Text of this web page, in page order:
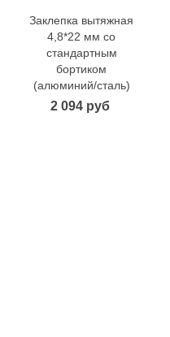
В корзину
Заклепка вытяжная
4,8*22 мм со
стандартным
бортиком
(алюминий/сталь)
2 094 руб